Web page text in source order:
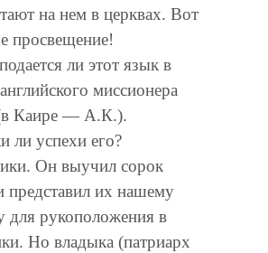
на нем в церквах. Вот
просвещение!
ли этот язык в
миссионера
Каире — А.К.).
ли успехи его?
Он выучил сорок
их нашему
для рукоположения в
Но владыка (патриарх